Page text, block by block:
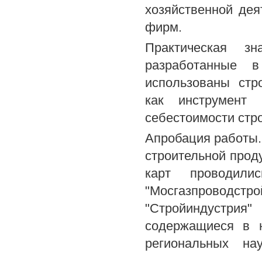
хозяйственной
фирм.
Практическая
использованы
как инструмент
себестоимости
Апробация
строительной
карт
содержащиеся в
региональных